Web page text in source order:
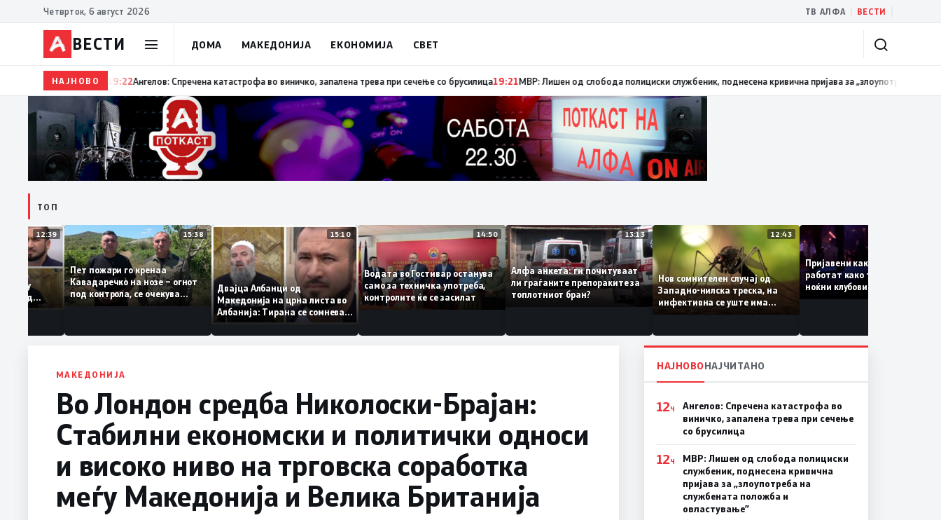
Четврток, 6 август 2026 ТВ АЛФА ВЕСТИ
ВЕСТИ ДОМА МАКЕДОНИЈА ЕКОНОМИЈА СВЕТ
НАЈНОВО
19:22 Ангелов: Спречена катастрофа во виничко, запалена трева при сечење со брусилица19:21МВР: Лишен од слобода полициски службеник, поднесена кривична пријава за „злоупотреба на
ТОП
12:39
Рама: За
му
од
кога му гори
15:38
Пет пожари го кренаа
Кавадаречко на нозе – огнот
под контрола, се очекува
целосно гаснење
15:10
Двајца Албанци од
Македонија на црна листа во
Албанија: Тирана се сомнева
дека работеле за
терористички организации
14:50
Водата во Гостивар останува
само за техничка употреба,
контролите ќе се засилат
13:13
Алфа анкета: ги почитуваат
ли граѓаните препораките за
топлотниот бран?
12:43
Нов сомнителен случај од
Западно-нилска треска, на
инфективна се уште има
пациенти во критична
Пријавени како туристки,
работат како танчерки во
ноќни клубови –
откри сомнителна шема за
МАКЕДОНИЈА
Во Лондон средба Николоски-Брајан:
Стабилни економски и политички односи
и високо ниво на трговска соработка
меѓу Македонија и Велика Британија
НАЈНОВОНАЈЧИТАНО
12Ч
Ангелов: Спречена катастрофа во
виничко, запалена трева при сечење
со брусилица
12Ч
МВР: Лишен од слобода полициски
службеник, поднесена кривична
пријава за „злоупотреба на
службената положба и
овластување”